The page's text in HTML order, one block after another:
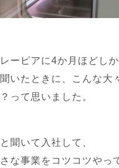
ーピアに4か月ほどし
いたときに、こんな大
って思いました。
聞いて入社して、
な事業をコツコツやっ